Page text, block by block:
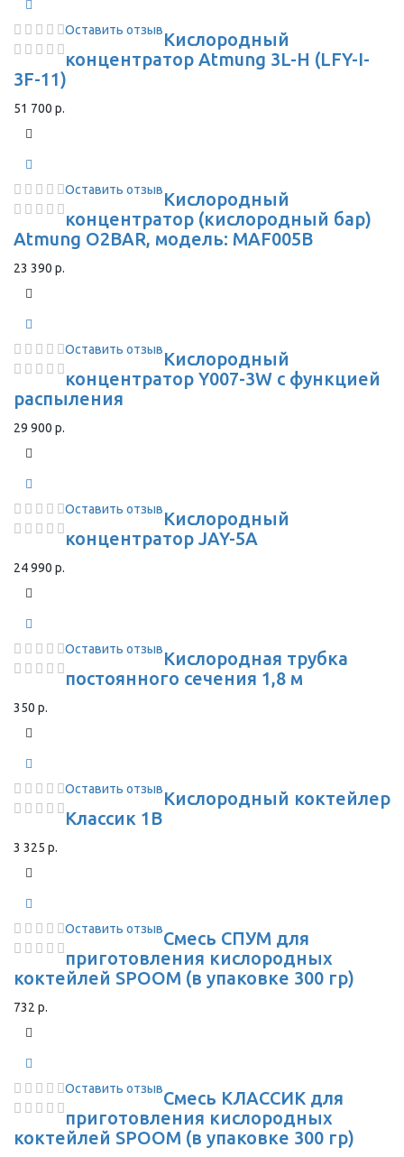
Оставить отзывКислородный
концентратор Atmung 3L-H (LFY-I-
3F-11)
51 700 р.
Оставить отзывКислородный
концентратор (кислородный бар)
Atmung O2BAR, модель: MAF005B
23 390 р.
Оставить отзывКислородный
концентратор Y007-3W с функцией
распыления
29 900 р.
Оставить отзывКислородный
концентратор JAY-5A
24 990 р.
Оставить отзывКислородная трубка
постоянного сечения 1,8 м
350 р.
Оставить отзывКислородный коктейлер
Классик 1В
3 325 р.
Оставить отзывСмесь СПУМ для
приготовления кислородных
коктейлей SPOOM (в упаковке 300 гр)
732 р.
Оставить отзывСмесь КЛАССИК для
приготовления кислородных
коктейлей SPOOM (в упаковке 300 гр)